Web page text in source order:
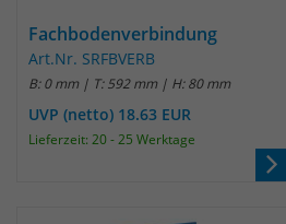
Fachbodenverbindung
Art.Nr. SRFBVERB
B: 0 mm | T: 592 mm | H: 80 mm
UVP (netto) 18.63 EUR
Lieferzeit: 20 - 25 Werktage